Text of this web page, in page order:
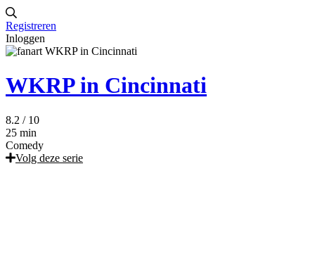
Registreren
Inloggen
WKRP in Cincinnati
8.2 / 10
25 min
Comedy
Volg deze serie